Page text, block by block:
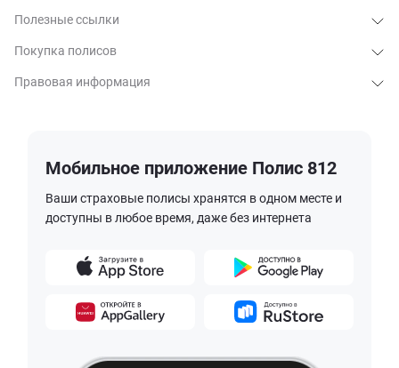
Полезные ссылки
Покупка полисов
Правовая информация
Мобильное приложение Полис 812
Ваши страховые полисы хранятся в одном месте и
доступны в любое время, даже без интернета